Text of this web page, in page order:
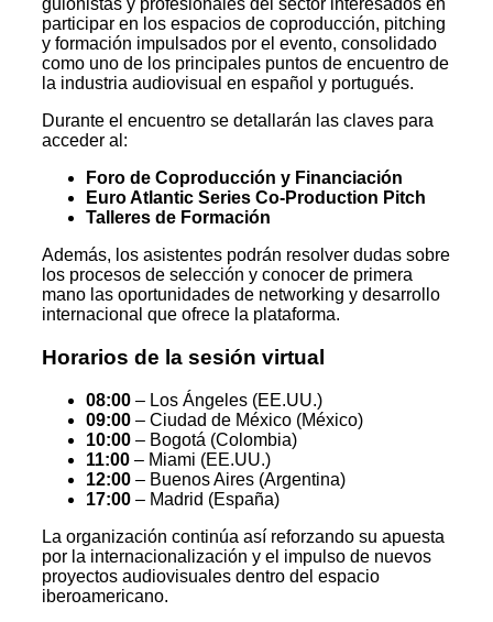
guionistas y profesionales del sector interesados en
participar en los espacios de coproducción, pitching
y formación impulsados por el evento, consolidado
como uno de los principales puntos de encuentro de
la industria audiovisual en español y portugués.
Durante el encuentro se detallarán las claves para
acceder al:
Foro de Coproducción y Financiación
Euro Atlantic Series Co-Production Pitch
Talleres de Formación
Además, los asistentes podrán resolver dudas sobre
los procesos de selección y conocer de primera
mano las oportunidades de networking y desarrollo
internacional que ofrece la plataforma.
Horarios de la sesión virtual
08:00 – Los Ángeles (EE.UU.)
09:00 – Ciudad de México (México)
10:00 – Bogotá (Colombia)
11:00 – Miami (EE.UU.)
12:00 – Buenos Aires (Argentina)
17:00 – Madrid (España)
La organización continúa así reforzando su apuesta
por la internacionalización y el impulso de nuevos
proyectos audiovisuales dentro del espacio
iberoamericano.